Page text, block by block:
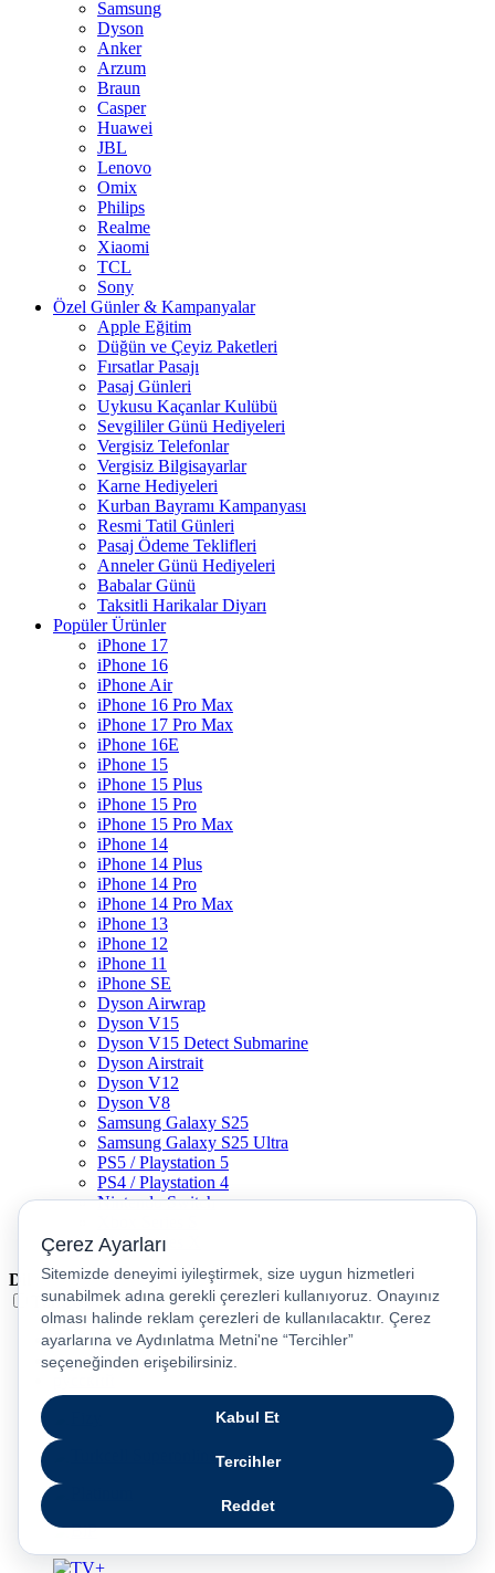
Samsung
Dyson
Anker
Arzum
Braun
Casper
Huawei
JBL
Lenovo
Omix
Philips
Realme
Xiaomi
TCL
Sony
Özel Günler & Kampanyalar
Apple Eğitim
Düğün ve Çeyiz Paketleri
Fırsatlar Pasajı
Pasaj Günleri
Uykusu Kaçanlar Kulübü
Sevgililer Günü Hediyeleri
Vergisiz Telefonlar
Vergisiz Bilgisayarlar
Karne Hediyeleri
Kurban Bayramı Kampanyası
Resmi Tatil Günleri
Pasaj Ödeme Teklifleri
Anneler Günü Hediyeleri
Babalar Günü
Taksitli Harikalar Diyarı
Popüler Ürünler
iPhone 17
iPhone 16
iPhone Air
iPhone 16 Pro Max
iPhone 17 Pro Max
iPhone 16E
iPhone 15
iPhone 15 Plus
iPhone 15 Pro
iPhone 15 Pro Max
iPhone 14
iPhone 14 Plus
iPhone 14 Pro
iPhone 14 Pro Max
iPhone 13
iPhone 12
iPhone 11
iPhone SE
Dyson Airwrap
Dyson V15
Dyson V15 Detect Submarine
Dyson Airstrait
Dyson V12
Dyson V8
Samsung Galaxy S25
Samsung Galaxy S25 Ultra
PS5 / Playstation 5
PS4 / Playstation 4
Nintendo Switch
Xbox Series X
Dil
Türkçe
English
عربى